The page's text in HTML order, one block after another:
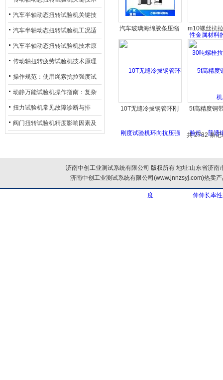
化
及产业落地应用
汽车半轴动态扭转试验机关键技
术及产业落地应用
汽车半轴动态扭转试验机工况适
配与质控应用探析
汽车半轴动态扭转试验机技术原
理与行业应用
传动轴扭转疲劳试验机技术原理
与行业应用
操作规范：使用绳索抗拉强度试
验机的完整测试步骤
动静万能试验机操作指南：复杂
动态测试的标准化流程
扭力试验机常见故障诊断与排
除：从传感器信号异常到机械传
阀门扭转试验机精度影响因素及
汽车玻璃海绵胶条压缩
变形试验机
m10螺丝抗
吨螺栓拉
10T无缝冷拔钢管环刚
5t高精度铜
伸长率性
共 2782 条
济南中创工业测试系统有限公司 版权所有 地址:山东省济
济南中创工业测试系统有限公司(www.jnnzsyj.com)热卖